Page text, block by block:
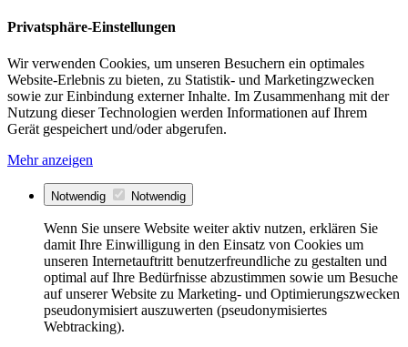
Privatsphäre-Einstellungen
Wir verwenden Cookies, um unseren Besuchern ein optimales
Website-Erlebnis zu bieten, zu Statistik- und Marketingzwecken
sowie zur Einbindung externer Inhalte. Im Zusammenhang mit der
Nutzung dieser Technologien werden Informationen auf Ihrem
Gerät gespeichert und/oder abgerufen.
Mehr anzeigen
Notwendig Notwendig
Wenn Sie unsere Website weiter aktiv nutzen, erklären Sie
damit Ihre Einwilligung in den Einsatz von Cookies um
unseren Internetauftritt benutzerfreundliche zu gestalten und
optimal auf Ihre Bedürfnisse abzustimmen sowie um Besuche
auf unserer Website zu Marketing- und Optimierungszwecken
pseudonymisiert auszuwerten (pseudonymisiertes
Webtracking).